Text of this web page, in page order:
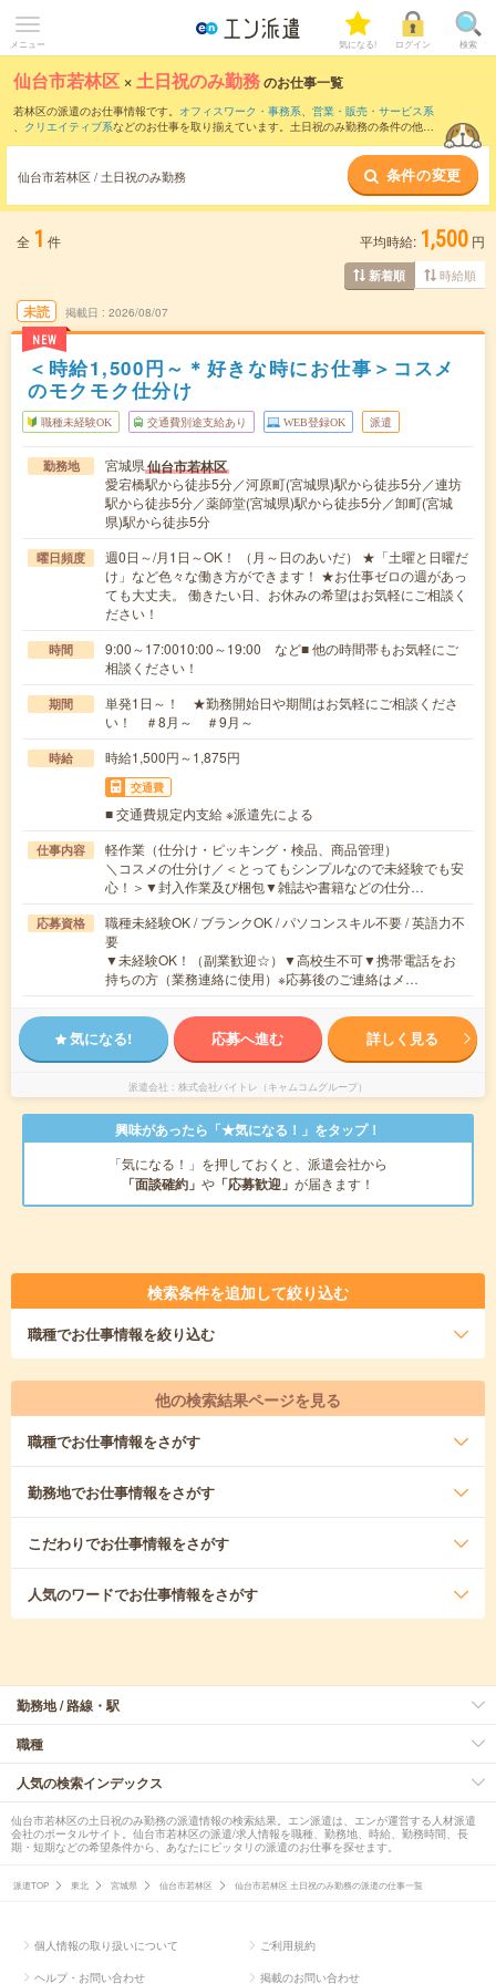
メニュー 気になる! ログイン 検索
仙台市若林区 ×土日祝のみ勤務のお仕事一覧
若林区の派遣のお仕事情報です。 オフィスワーク・事務系、 営業・販売・サービス系
、 クリエイティブ系などのお仕事を取り揃えています。土日祝のみ勤務の条件の他
仙台市若林区 / 土日祝のみ勤務 条件の変更
全 1 件 平均時給: 1,500 円
新着順 時給順
未読
NEW
掲載日 2026/08/07
＜時給1,500円～＊好きな時にお仕事＞コスメ
のモクモク仕分け
職種未経験OK 交通費別途支給あり WEB登録OK 派遣
勤務地 宮城県仙台市若林区
愛宕橋駅から徒歩5分／河原町(宮城県)駅から徒歩5分／連坊
駅から徒歩5分／薬師堂(宮城県)駅から徒歩5分／卸町(宮城
県)駅から徒歩5分
曜日頻度
週0日～/月1日～OK！ （月～日のあいだ） ★「土曜と日曜だ
け」など色々な働き方ができます！ ★お仕事ゼロの週があっ
ても大丈夫。 働きたい日、お休みの希望はお気軽にご相談く
ださい！
時間
9:00～17:0010:00～19:00 など■ 他の時間帯もお気軽にご
相談ください！
期間
単発1日～！ ★勤務開始日や期間はお気軽にご相談くださ
い！ ＃8月～ ＃9月～
時給 時給1,500円～1,875円
交通費
■ 交通費規定内支給 ※派遣先による
仕事内容
軽作業（仕分け・ピッキング・検品、商品管理）
＼コスメの仕分け／＜とってもシンプルなので未経験でも安
心！＞▼封入作業及び梱包▼雑誌や書籍などの仕分…
応募資格
職種未経験OK / ブランクOK / パソコンスキル不要 / 英語力不
要
▼未経験OK！（副業歓迎☆）▼高校生不可▼携帯電話をお
持ちの方（業務連絡に使用）※応募後のご連絡はメ…
気になる! 応募へ進む 詳しく見る
派遣会社 株式会社バイトレ（キャムコムグループ）
興味があったら「★気になる！」をタップ！
「気になる！」を押しておくと、派遣会社から
「面談確約」 や 「応募歓迎」 が届きます！
検索条件を追加して絞り込む
職種でお仕事情報を絞り込む
他の検索結果ページを見る
職種でお仕事情報をさがす
勤務地でお仕事情報をさがす
こだわりでお仕事情報をさがす
人気のワードでお仕事情報をさがす
勤務地 / 路線・駅
職種
人気の検索インデックス
仙台市若林区の土日祝のみ勤務の派遣情報の検索結果。エン派遣は、エンが運営する人材派遣
会社のポータルサイト。仙台市若林区の派遣/求人情報を職種、勤務地、時給、勤務時間、長
期・短期などの希望条件から、あなたにピッタリの派遣のお仕事を探せます。
派遣TOP 東北 宮城県 仙台市若林区 仙台市若林区 土日祝のみ勤務の派遣の仕事一覧
個人情報の取り扱いについて ご利用規約
ヘルプ・お問い合わせ 掲載のお問い合わせ